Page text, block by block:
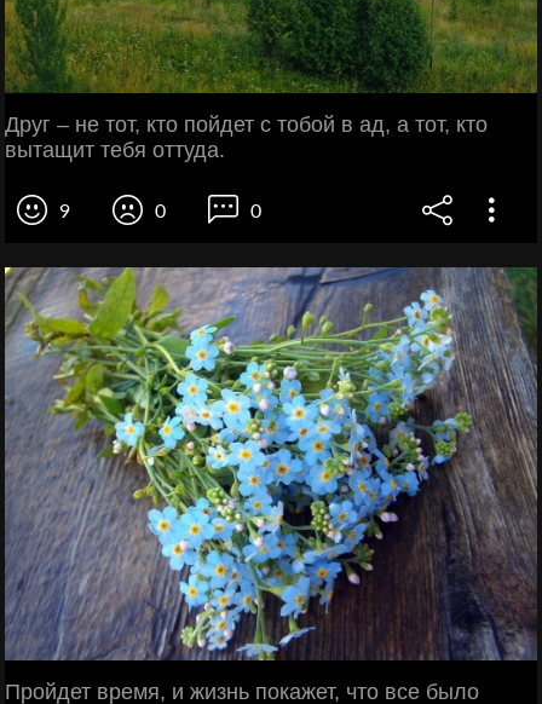
Друг – не тот, кто пойдет с тобой в ад, а тот, кто
вытащит тебя оттуда.
9 0 0
Пройдет время, и жизнь покажет, что все было